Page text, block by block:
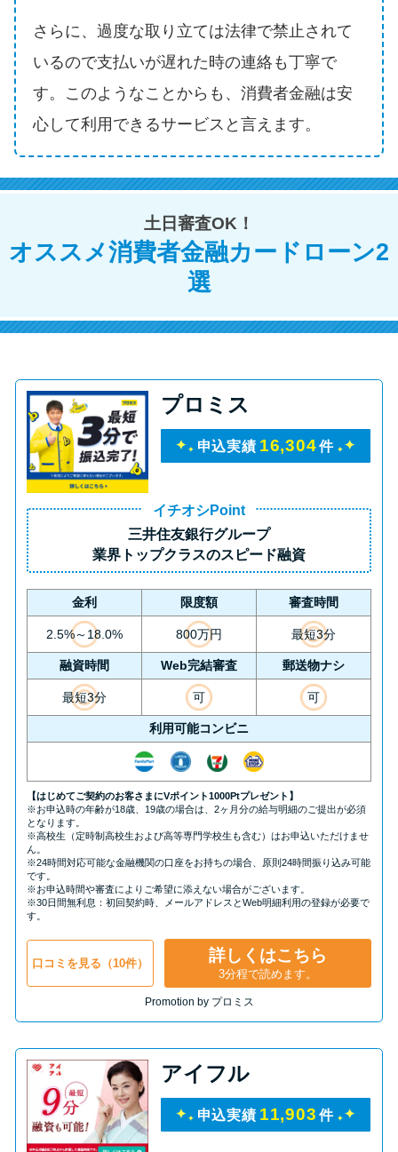
年収が低い＆他社借入があると
落ちる？バンクイックの口コミ
合わせ先とシーン別の問い合わ
せ方法
さらに、過度な取り立ては法律で禁止されて
いるので支払いが遅れた時の連絡も丁寧で
す。このようなことからも、消費者金融は安
心して利用できるサービスと言えます。
土日審査OK！
オススメ消費者金融カードローン2
選
プロミス
申込実績 16,304 件
イチオシPoint
三井住友銀行グループ
業界トップクラスのスピード融資
金利 限度額 審査時間
2.5%～18.0% 800万円 最短3分
融資時間 Web完結審査 郵送物ナシ
最短3分 可 可
利用可能コンビニ
【はじめてご契約のお客さまにVポイント1000Ptプレゼント】
※お申込時の年齢が18歳、19歳の場合は、2ヶ月分の給与明細のご提出が必須
となります。
※高校生（定時制高校生および高等専門学校生も含む）はお申込いただけませ
ん。
※24時間対応可能な金融機関の口座をお持ちの場合、原則24時間振り込み可能
です。
※お申込時間や審査によりご希望に添えない場合がございます。
※30日間無利息：初回契約時、メールアドレスとWeb明細利用の登録が必要で
す。
口コミを見る（10件） 詳しくはこちら
3分程で読めます。
Promotion by プロミス
アイフル
申込実績 11,903 件